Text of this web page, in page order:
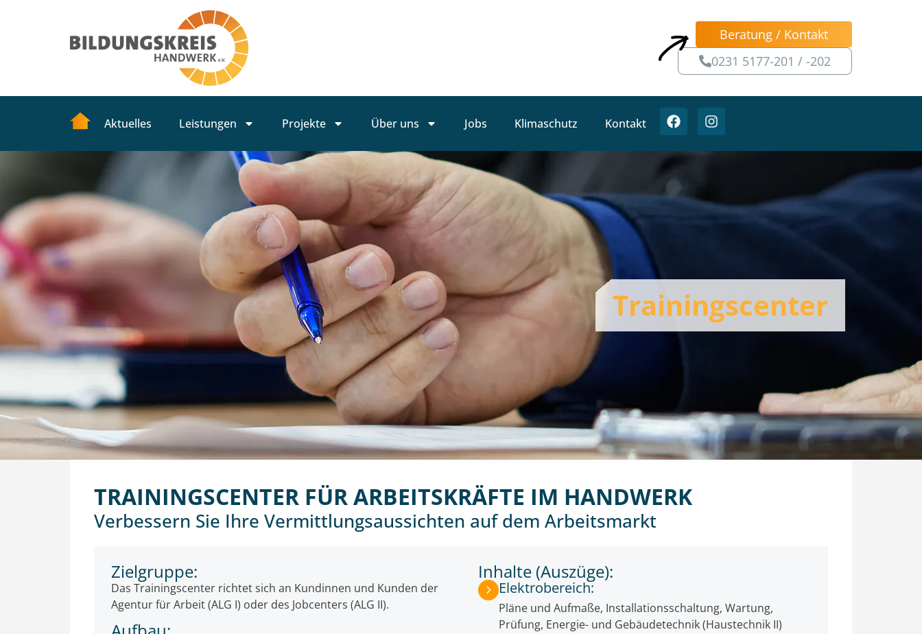
Beratung / Kontakt
0231 5177-201 / -202
Aktuelles Leistungen Projekte Über uns Jobs Klimaschutz Kontakt
Trainingscenter
TRAININGSCENTER FÜR ARBEITSKRÄFTE IM HANDWERK
Verbessern Sie Ihre Vermittlungsaussichten auf dem Arbeitsmarkt
Zielgruppe:
Das Trainingscenter richtet sich an Kundinnen und Kunden der
Agentur für Arbeit (ALG I) oder des Jobcenters (ALG II).
Inhalte (Auszüge):
Elektrobereich:
Pläne und Aufmaße, Installationsschaltung, Wartung,
Prüfung, Energie- und Gebäudetechnik (Haustechnik II)